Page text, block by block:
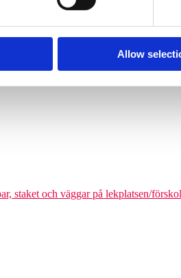
Allow
och kommunala parker.
där man kan förena leken med
staket och väggar på lekplatsen/